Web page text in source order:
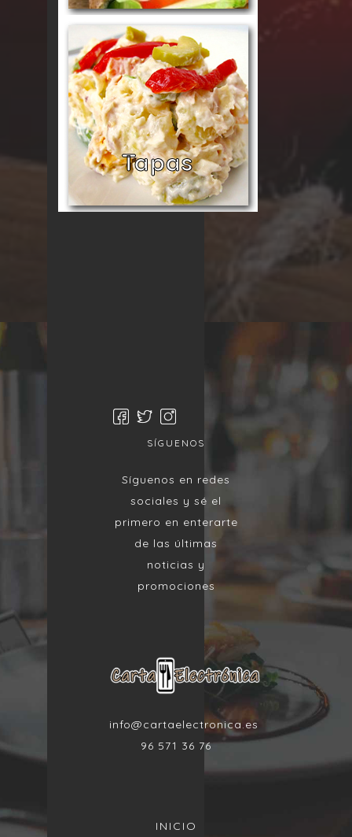
Tapas
SÍGUENOS
Síguenos en redes
sociales y sé el
primero en enterarte
de las últimas
noticias y
promociones
info@cartaelectronica.es
96 571 36 76
INICIO